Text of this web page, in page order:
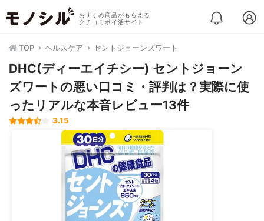
おすすめ商品がもらえる
クチコミポイ活サイト
TOP ヘルスケア セントジョーンズワート
DHC(ディーエイチシー) セントジョーン
ズワートの悪い口コミ・評判は？実際に使
ったリアルな本音レビュー13件
3.15